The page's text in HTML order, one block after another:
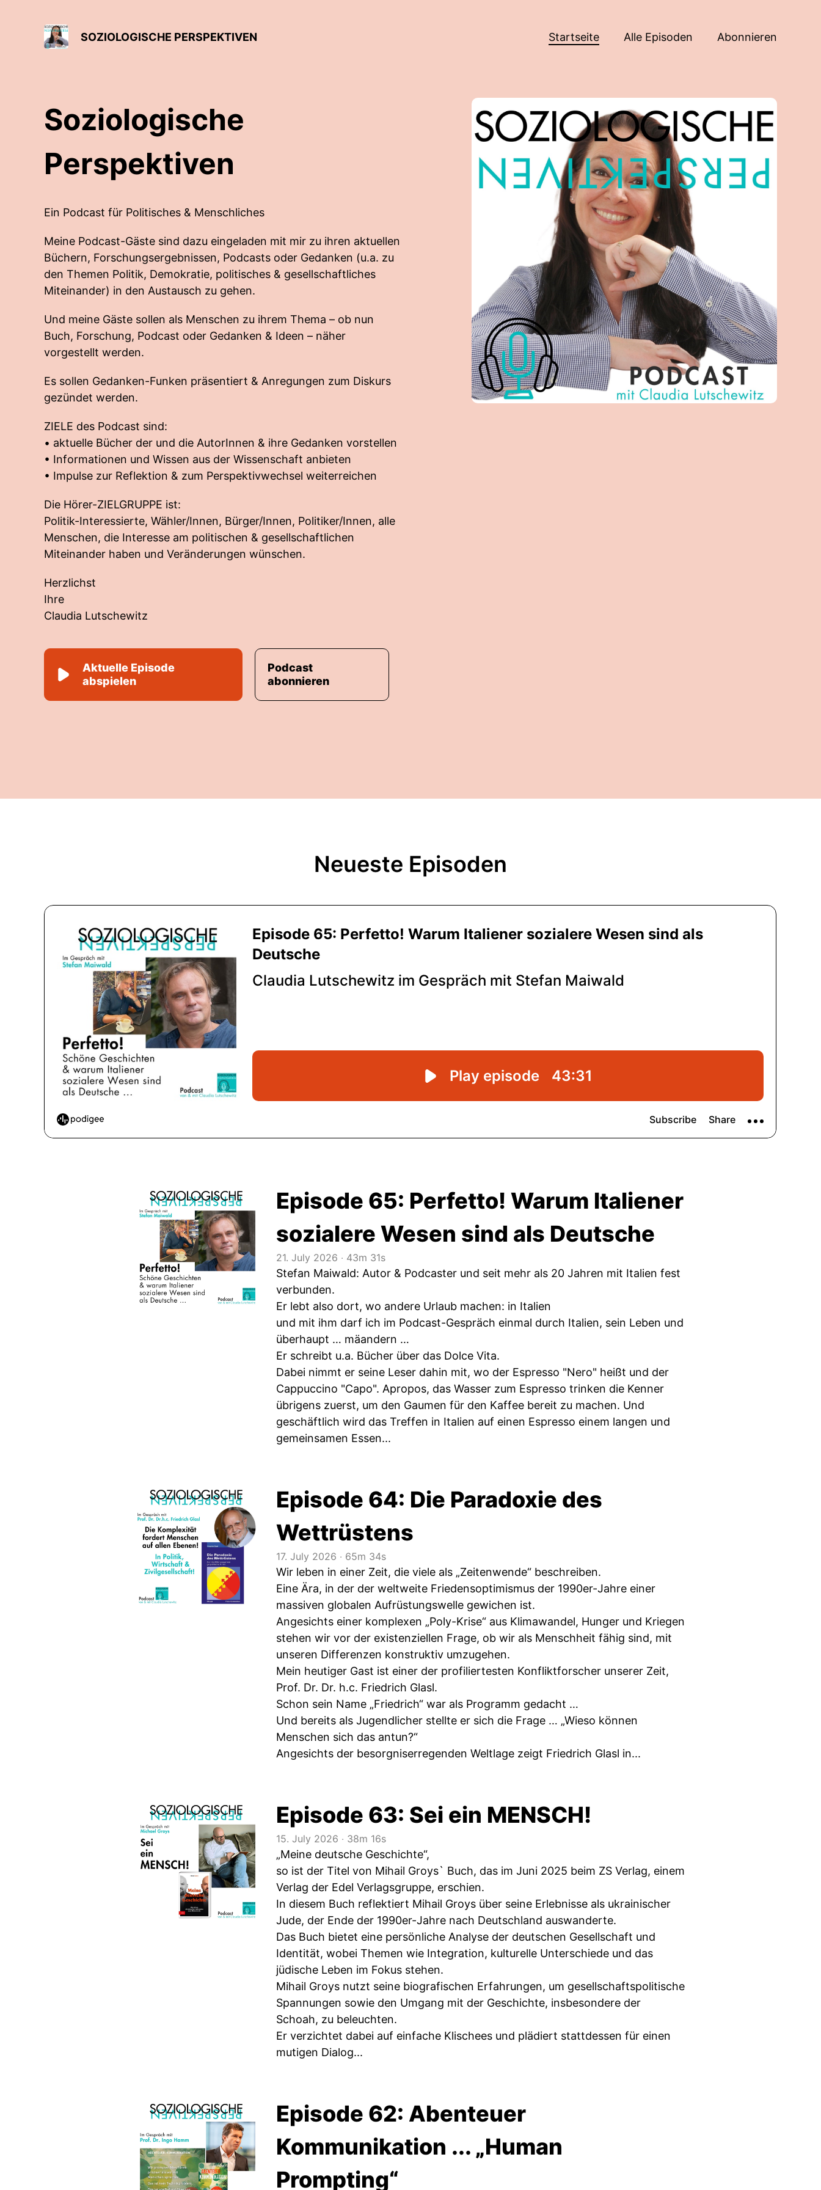
SOZIOLOGISCHE PERSPEKTIVEN Startseite Alle Episoden Abonnieren
Soziologische
Perspektiven
Ein Podcast für Politisches & Menschliches
Meine Podcast-Gäste sind dazu eingeladen mit mir zu ihren aktuellen
Büchern, Forschungsergebnissen, Podcasts oder Gedanken (u.a. zu
den Themen Politik, Demokratie, politisches & gesellschaftliches
Miteinander) in den Austausch zu gehen.
Und meine Gäste sollen als Menschen zu ihrem Thema – ob nun
Buch, Forschung, Podcast oder Gedanken & Ideen – näher
vorgestellt werden.
Es sollen Gedanken-Funken präsentiert & Anregungen zum Diskurs
gezündet werden.
ZIELE des Podcast sind:
• aktuelle Bücher der und die AutorInnen & ihre Gedanken vorstellen
• Informationen und Wissen aus der Wissenschaft anbieten
• Impulse zur Reflektion & zum Perspektivwechsel weiterreichen
Die Hörer-ZIELGRUPPE ist:
Politik-Interessierte, Wähler/Innen, Bürger/Innen, Politiker/Innen, alle
Menschen, die Interesse am politischen & gesellschaftlichen
Miteinander haben und Veränderungen wünschen.
Herzlichst
Ihre
Claudia Lutschewitz
Aktuelle Episode
abspielen
Podcast
abonnieren
Neueste Episoden
Episode 65: Perfetto! Warum Italiener
sozialere Wesen sind als Deutsche
21. July 2026 ‧ 43m 31s
Stefan Maiwald: Autor & Podcaster und seit mehr als 20 Jahren mit Italien fest
verbunden.
Er lebt also dort, wo andere Urlaub machen: in Italien
und mit ihm darf ich im Podcast-Gespräch einmal durch Italien, sein Leben und
überhaupt … mäandern …
Er schreibt u.a. Bücher über das Dolce Vita.
Dabei nimmt er seine Leser dahin mit, wo der Espresso "Nero" heißt und der
Cappuccino "Capo". Apropos, das Wasser zum Espresso trinken die Kenner
übrigens zuerst, um den Gaumen für den Kaffee bereit zu machen. Und
geschäftlich wird das Treffen in Italien auf einen Espresso einem langen und
gemeinsamen Essen...
Episode 64: Die Paradoxie des
Wettrüstens
17. July 2026 ‧ 65m 34s
Wir leben in einer Zeit, die viele als „Zeitenwende“ beschreiben.
Eine Ära, in der der weltweite Friedensoptimismus der 1990er-Jahre einer
massiven globalen Aufrüstungswelle gewichen ist.
Angesichts einer komplexen „Poly-Krise“ aus Klimawandel, Hunger und Kriegen
stehen wir vor der existenziellen Frage, ob wir als Menschheit fähig sind, mit
unseren Differenzen konstruktiv umzugehen.
Mein heutiger Gast ist einer der profiliertesten Konfliktforscher unserer Zeit,
Prof. Dr. Dr. h.c. Friedrich Glasl.
Schon sein Name „Friedrich“ war als Programm gedacht …
Und bereits als Jugendlicher stellte er sich die Frage … „Wieso können
Menschen sich das antun?“
Angesichts der besorgniserregenden Weltlage zeigt Friedrich Glasl in...
Episode 63: Sei ein MENSCH!
15. July 2026 ‧ 38m 16s
„Meine deutsche Geschichte“,
so ist der Titel von Mihail Groys` Buch, das im Juni 2025 beim ZS Verlag, einem
Verlag der Edel Verlagsgruppe, erschien.
In diesem Buch reflektiert Mihail Groys über seine Erlebnisse als ukrainischer
Jude, der Ende der 1990er-Jahre nach Deutschland auswanderte.
Das Buch bietet eine persönliche Analyse der deutschen Gesellschaft und
Identität, wobei Themen wie Integration, kulturelle Unterschiede und das
jüdische Leben im Fokus stehen.
Mihail Groys nutzt seine biografischen Erfahrungen, um gesellschaftspolitische
Spannungen sowie den Umgang mit der Geschichte, insbesondere der
Schoah, zu beleuchten.
Er verzichtet dabei auf einfache Klischees und plädiert stattdessen für einen
mutigen Dialog...
Episode 62: Abenteuer
Kommunikation ... „Human
Prompting“